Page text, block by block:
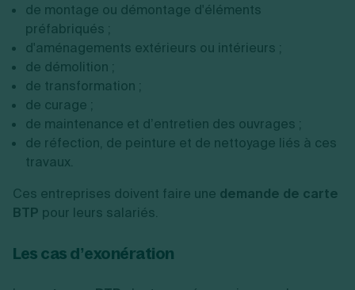
de montage ou démontage d'éléments
préfabriqués ;
d'aménagements extérieurs ou intérieurs ;
de démolition ;
de transformation ;
de curage ;
de maintenance et d’entretien des ouvrages ;
de réfection, de peinture et de nettoyage liés à ces
travaux.
Ces entreprises doivent faire une demande de carte
BTP pour leurs salariés.
Les cas d’exonération